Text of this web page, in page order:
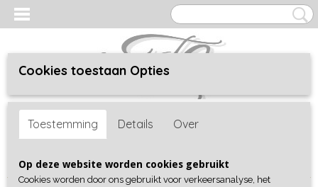
Inloggen Registreren
Home >Shop>Collectie>Jurken> Jurk Missy zomer Boho
Cookies toestaan Opties
Toestemming Details Over
Op deze website worden cookies gebruikt
Cookies worden door ons gebruikt voor verkeersanalyse, het